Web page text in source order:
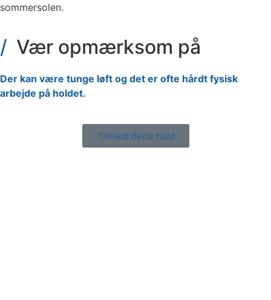
sommersolen.
Vær opmærksom på
Der kan være tunge løft og det er ofte hårdt fysisk
arbejde på holdet.
Tilmeld dette hold